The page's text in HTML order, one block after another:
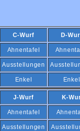
C-Wurf D-
Ahnentafel
Ausstellungen
Enkel Enkel
J-Wurf K-
Ahnentafel
Ausstellungen